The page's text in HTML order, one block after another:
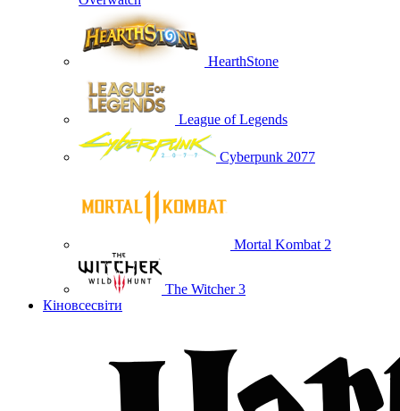
HearthStone
League of Legends
Cyberpunk 2077
Mortal Kombat 2
The Witcher 3
Кіновсесвіти